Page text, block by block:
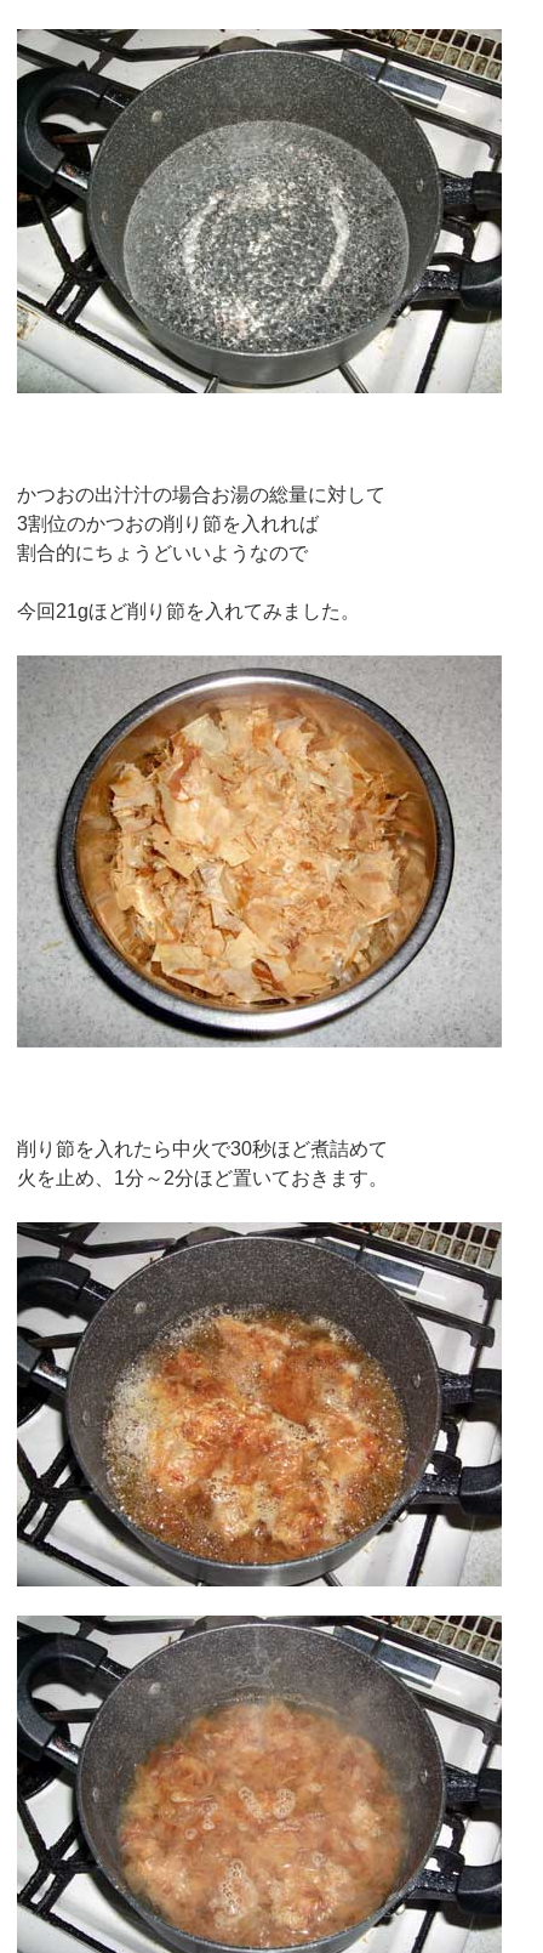
かつおの出汁汁の場合お湯の総量に対して
3割位のかつおの削り節を入れれば
割合的にちょうどいいようなので
今回21gほど削り節を入れてみました。
削り節を入れたら中火で30秒ほど煮詰めて
火を止め、1分～2分ほど置いておきます。